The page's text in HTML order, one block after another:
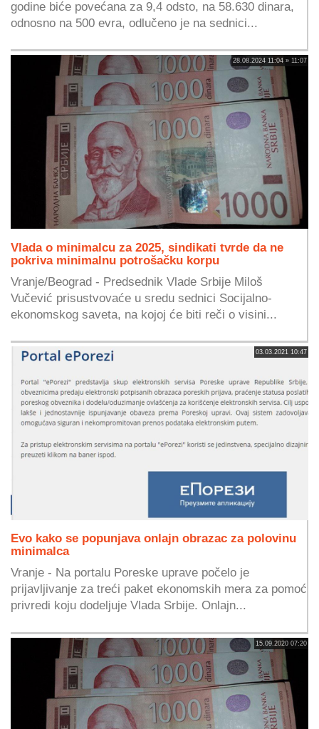
godine biće povećana za 9,4 odsto, na 58.630 dinara,
odnosno na 500 evra, odlučeno je na sednici...
28.08.2024 11:04 » 11:07
Vlada o minimalcu za 2025, sindikati tvrde da ne
pokriva minimalnu potrošačku korpu
Vranje/Beograd - Predsednik Vlade Srbije Miloš
Vučević prisustvovaće u sredu sednici Socijalno-
ekonomskog saveta, na kojoj će biti reči o visini...
03.03.2021 10:47
Evo kako se popunjava onlajn obrazac za polovinu
minimalca
Vranje - Na portalu Poreske uprave počelo je
prijavljivanje za treći paket ekonomskih mera za pomoć
privredi koju dodeljuje Vlada Srbije. Onlajn...
15.09.2020 07:20